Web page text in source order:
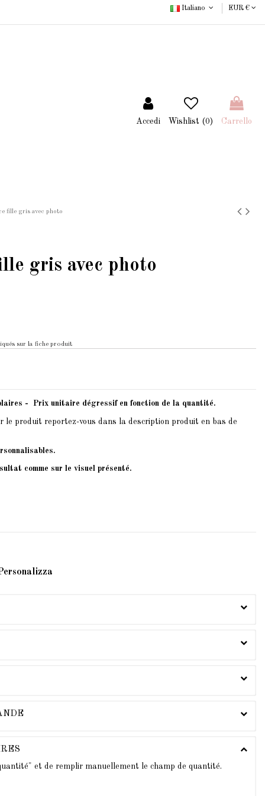
Italiano EUR €
Accedi Wishlist (0) Carrello
fille gris avec photo
gris avec photo
sur la fiche produit
- Prix unitaire dégressif en fonction de la quantité.
produit reportez-vous dans la description produit en bas de
comme sur le visuel présenté.
et de remplir manuellement le champ de quantité.